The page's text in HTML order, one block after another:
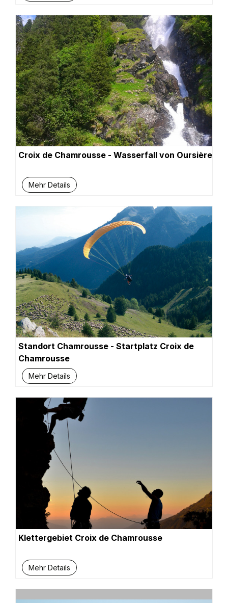
Croix de Chamrousse - Wasserfall von Oursière
Mehr Details
Standort Chamrousse - Startplatz Croix de
Chamrousse
Mehr Details
Klettergebiet Croix de Chamrousse
Mehr Details